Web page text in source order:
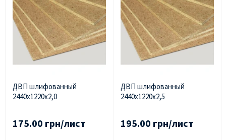
ДВП шлифованный
2440х1220х2,0
175.00 грн/лист
ДВП шлифованный
2440х1220х2,5
195.00 грн/лист